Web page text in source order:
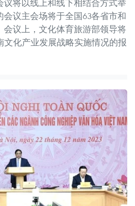
议将以线上和线下相结合方式举
议主会场将于全国63各省市和
会议上，文化体育旅游部领导将
文化产业发展战略实施情况的报